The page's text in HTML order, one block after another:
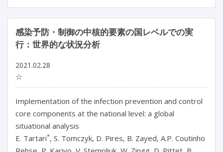
感染予防・制御の中核的要素の国レベルでの実
行：世界的な状況分析
2021.02.28
☆
Implementation of the infection prevention and control
core components at the national level: a global
situational analysis
E. Tartari*, S. Tomczyk, D. Pires, B. Zayed, A.P. Coutinho